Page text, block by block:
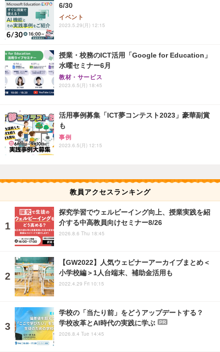
6/30
イベント
2023.5.29(月) 12:15
授業・校務のICT活用「Google for Education」
水曜セミナー6月
教材・サービス
2023.6.5(月) 18:45
活用事例募集「ICT夢コンテスト2023」豪華副賞
も
事例
2023.6.5(月) 12:15
教員アクセスランキング
探究学習でウェルビーイング向上、授業実践を紹
介する中高教員向けセミナー8/26
2026.8.6 Thu 18:45
【GW2022】人気ウェビナーアーカイブまとめ＜
小学校編＞1人台端末、補助金活用も
2022.4.29 Fri 10:15
学校の「当たり前」をどうアップデートする？
学校改革とAI時代の実践に学ぶ
PR
2026.8.4 Tue 14:45